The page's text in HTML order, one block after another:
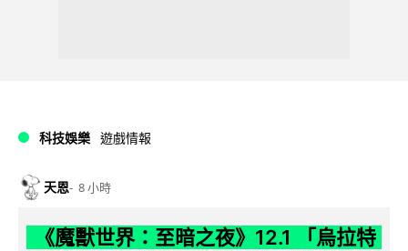
科技娛樂 遊戲情報
天恩 8 小時
《魔獸世界：至暗之夜》12.1 「烏拉特